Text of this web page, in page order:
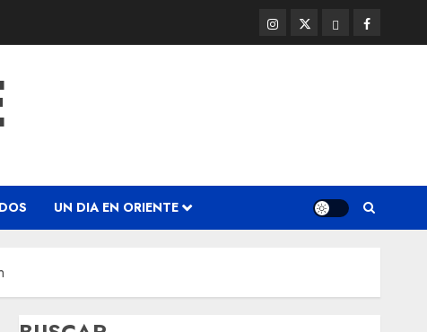
Instagram
@EnOriente
Twitter
(X)
ThreadsFacebook
UN DIA EN ORIENTE